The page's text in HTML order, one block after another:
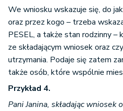
We wniosku wskazuje się, do
oraz przez kogo – trzeba
PESEL, a także stan rodzinny
ze składającym wniosek oraz
utrzymania. Podaje się zatem
także osób, które wspólnie
Przykład 4.
Pani Janina, składając wniosek